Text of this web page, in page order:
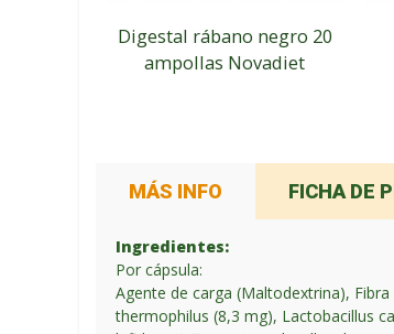
Digestal rábano negro 20
ampollas Novadiet
MÁS INFO FICHA DE
Ingredientes:
Por cápsula:
Agente de carga (Maltodextrina),
thermophilus (8,3 mg), Lactobacillus